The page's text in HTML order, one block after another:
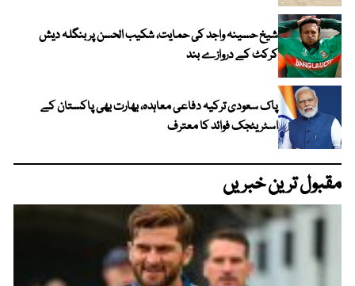
شیخ حسینہ واجد کی حمایت، شکیب الحسن پر بنگلہ دیش
کرکٹ کے دروازے بند
پاک سعودی ترکیہ دفاعی معاہدہ، بھارت بھی پاکستان کے
اسٹریٹجک فوائد کا معترف
مقبول ترین خبریں